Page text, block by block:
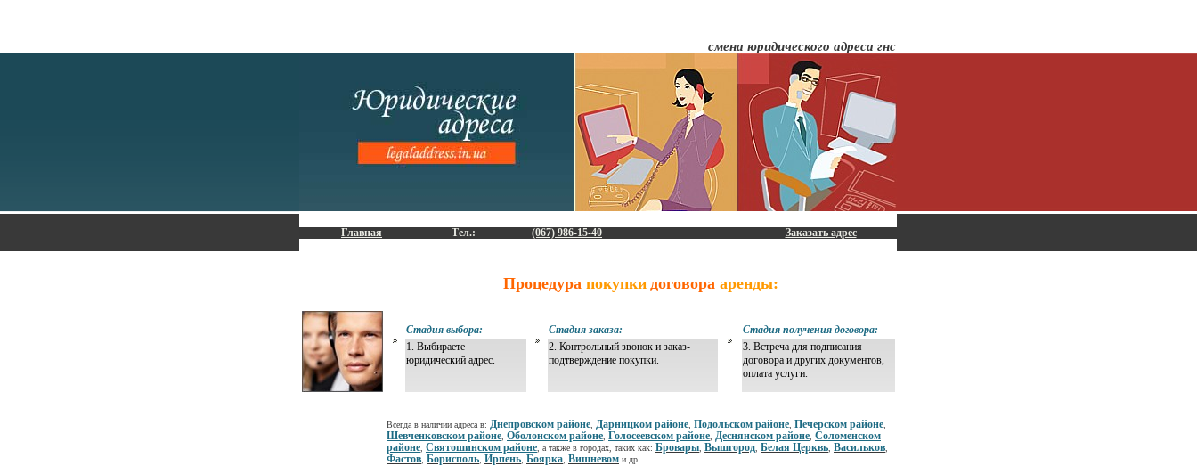
смена юридического адреса гнс
Главная Тел.: (067) 986-15-40 Заказать адрес
Процедурапокупки договорааренды:
Стадия выбора: Стадия заказа:
Стадия получения договора:
1. Выбираете
юридический адрес.
2. Контрольный звонок и заказ-
подтверждение покупки.
3. Встреча для подписания
договора и других документов,
оплата услуги.
Всегда в наличии адреса в: Днепровском районе Дарницком районе Подольском районе Печерском районе
Шевченковском районе Оболонском районе Голосеевском районе Деснянском районе Соломенском
районе Святошинском районе , а также в городах, таких как: Бровары Вышгород Белая Церквь Васильков
Фастов Борисполь Ирпень Боярка Вишневом и др.